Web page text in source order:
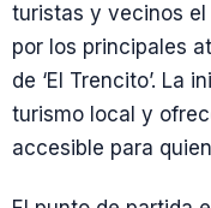
turistas y vecinos
por los principales
de ‘El Trencito’. La
turismo local y
accesible para